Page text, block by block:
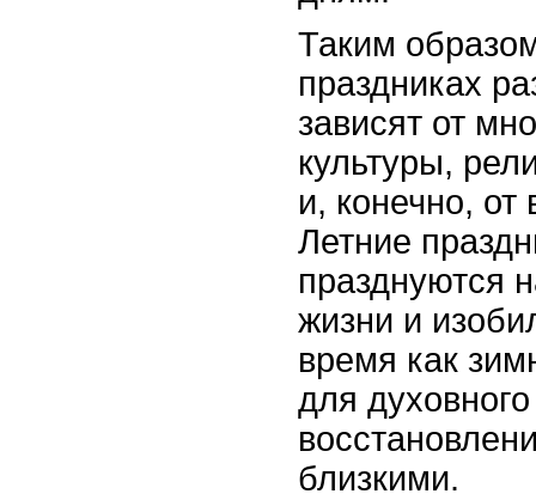
Таким
праздниках
зависят от
культуры,
и, конечно, от
Летние
празднуются
жизни и
время как
для
близкими.